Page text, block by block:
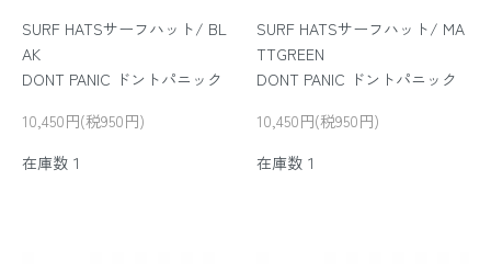
SURF HATSサーフハット/ BL
AK
DONT PANIC ドントパニック
10,450円(税950円)
在庫数１
SURF HATSサーフハット/ MA
TTGREEN
DONT PANIC ドントパニック
10,450円(税950円)
在庫数１